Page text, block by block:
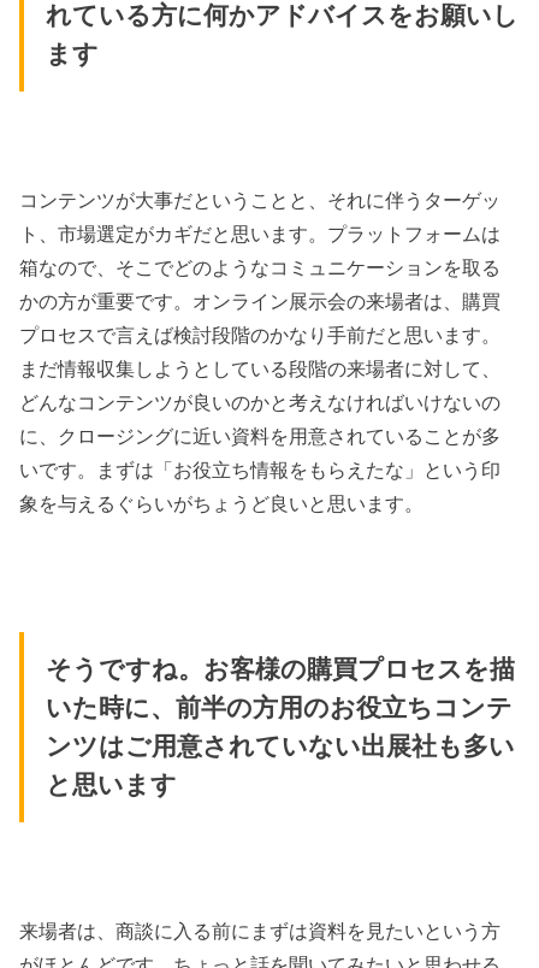
れている方に何かアドバイスをお願いし
ます
コンテンツが大事だということと、それに伴うターゲッ
ト、市場選定がカギだと思います。プラットフォームは
箱なので、そこでどのようなコミュニケーションを取る
かの方が重要です。オンライン展示会の来場者は、購買
プロセスで言えば検討段階のかなり手前だと思います。
まだ情報収集しようとしている段階の来場者に対して、
どんなコンテンツが良いのかと考えなければいけないの
に、クロージングに近い資料を用意されていることが多
いです。まずは「お役立ち情報をもらえたな」という印
象を与えるぐらいがちょうど良いと思います。
そうですね。お客様の購買プロセスを描
いた時に、前半の方用のお役立ちコンテ
ンツはご用意されていない出展社も多い
と思います
来場者は、商談に入る前にまずは資料を見たいという方